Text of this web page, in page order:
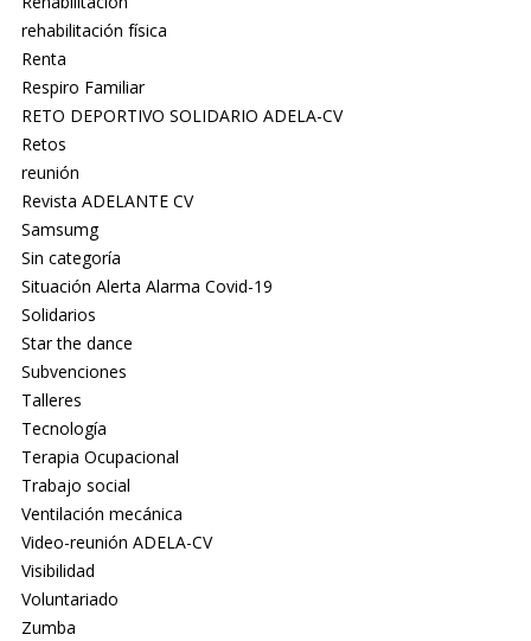
rehabilitación física
Renta
Respiro Familiar
RETO DEPORTIVO SOLIDARIO ADELA-CV
Retos
reunión
Revista ADELANTE CV
Samsumg
Sin categoría
Situación Alerta Alarma Covid-19
Solidarios
Star the dance
Subvenciones
Talleres
Tecnología
Terapia Ocupacional
Trabajo social
Ventilación mecánica
Video-reunión ADELA-CV
Visibilidad
Voluntariado
Zumba